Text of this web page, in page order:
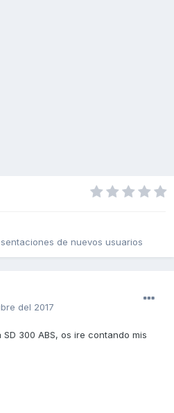
de nuevos usuarios
del 2017
300 ABS, os ire contando mis